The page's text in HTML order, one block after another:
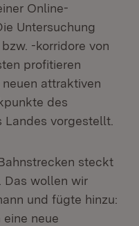
Online-
Untersuchung
-korridore von
profitieren
attraktiven
des
vorgestellt.
steckt
Das wollen wir
und fügte hinzu:
eine neue